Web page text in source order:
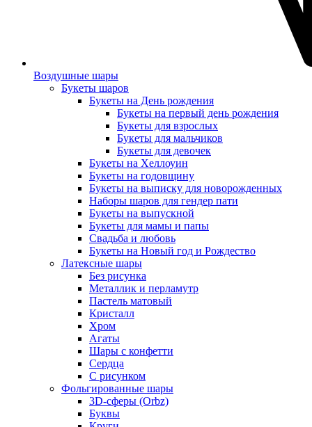
Воздушные шары
Букеты шаров
Букеты на День рождения
Букеты на первый день рождения
Букеты для взрослых
Букеты для мальчиков
Букеты для девочек
Букеты на Хеллоуин
Букеты на годовщину
Букеты на выписку для новорожденных
Наборы шаров для гендер пати
Букеты на выпускной
Букеты для мамы и папы
Свадьба и любовь
Букеты на Новый год и Рождество
Латексные шары
Без рисунка
Металлик и перламутр
Пастель матовый
Кристалл
Хром
Агаты
Шары с конфетти
Сердца
С рисунком
Фольгированные шары
3D-сферы (Orbz)
Буквы